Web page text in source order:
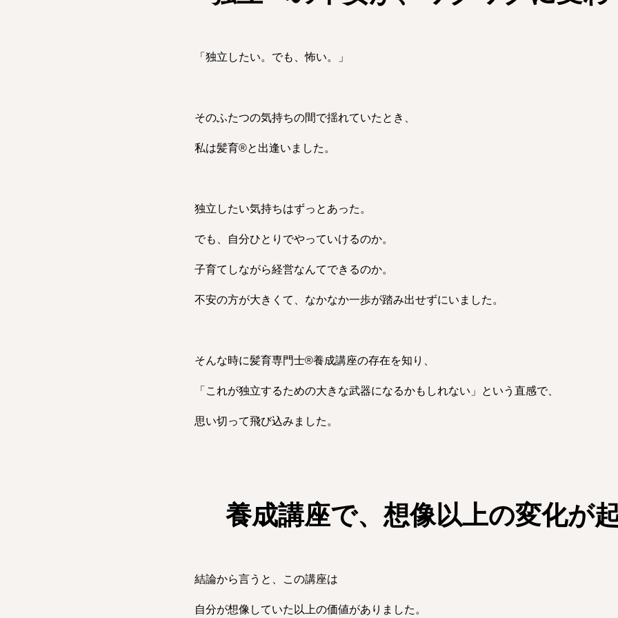
「独立したい。でも、怖い。」
そのふたつの気持ちの間で揺れていたとき、
私は髪育®︎と出逢いました。
独立したい気持ちはずっとあった。
でも、自分ひとりでやっていけるのか。
子育てしながら経営なんてできるのか。
不安の方が大きくて、なかなか一歩が踏み出せずにいました。
そんな時に髪育専門士®︎養成講座の存在を知り、
「これが独立するための大きな武器になるかもしれない」という直感で、
思い切って飛び込みました。
養成講座で、想像以上の変化が
結論から言うと、この講座は
自分が想像していた以上の価値がありました。